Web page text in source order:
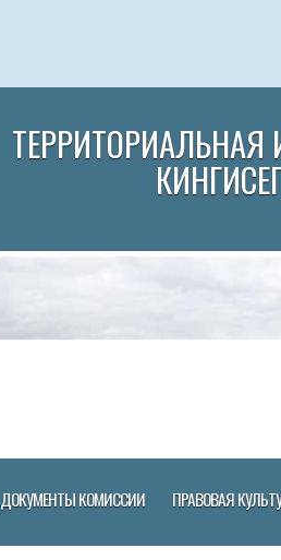
ДОКУМЕНТЫ КОМИССИИ ПРАВОВАЯ